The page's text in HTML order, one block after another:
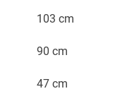
103 cm
90 cm
47 cm